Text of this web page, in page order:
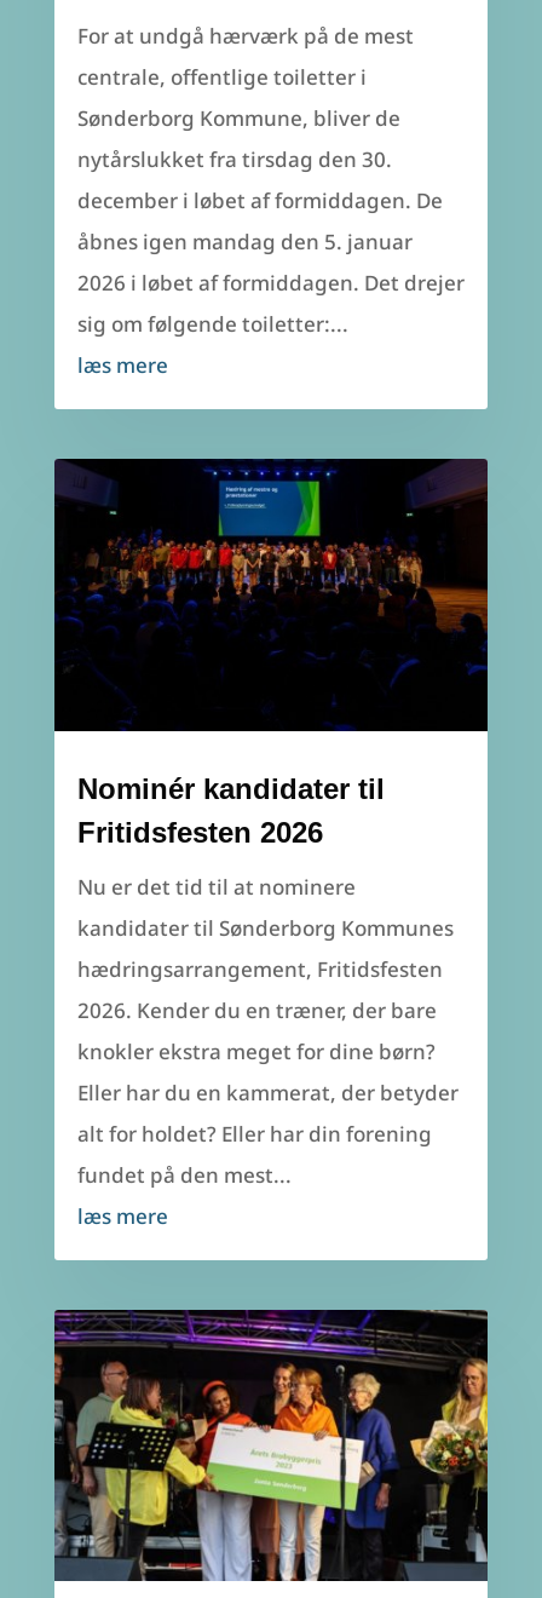
For at undgå hærværk på de mest
centrale, offentlige toiletter i
Sønderborg Kommune, bliver de
nytårslukket fra tirsdag den 30.
december i løbet af formiddagen. De
åbnes igen mandag den 5. januar
2026 i løbet af formiddagen. Det drejer
sig om følgende toiletter:...
læs mere
Nominér kandidater til
Fritidsfesten 2026
Nu er det tid til at nominere
kandidater til Sønderborg Kommunes
hædringsarrangement, Fritidsfesten
2026. Kender du en træner, der bare
knokler ekstra meget for dine børn?
Eller har du en kammerat, der betyder
alt for holdet? Eller har din forening
fundet på den mest...
læs mere